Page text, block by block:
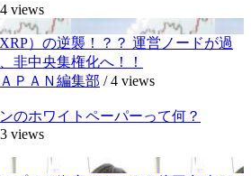
4 views
）の逆襲！？？ 運営ノードが過
非中央集権化へ！！
ＰＡＮ編集部 /4 views
のホワイトペーパーって何？
3 views